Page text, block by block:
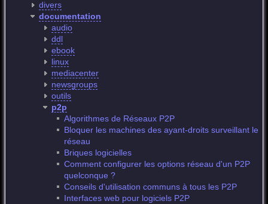
divers
documentation
audio
ddl
ebook
linux
mediacenter
newsgroups
outils
p2p
Algorithmes de Réseaux P2P
Bloquer les machines des ayant-droits surveillant le
réseau
Briques logicielles
Comment configurer les options réseau d'un P2P
quelconque ?
Conseils d'utilisation communs à tous les P2P
Interfaces web pour logiciels P2P